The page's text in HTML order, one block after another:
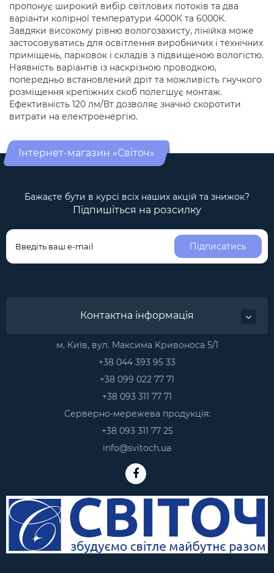
пропонує широкий вибір світлових потоків та два
варіанти колірної температури 4000К та 6000К.
Завдяки високому рівню вологозахисту, лінійка може
застосовуватись для освітлення виробничих і технічних
приміщень, парковок і складів з підвищеною вологістю.
Наявність варіантів із наскрізною проводкою,
попередньо встановлений дріт та можливість гнучкого
розміщення крепіжних скоб полегшує монтаж.
Ефективність 120 лм/Вт дозволяє значно скоротити
витрати на електроенергію.
Інтернет-магазин «Світоч»
Бажаєте бути в курсі всіх наших акцій та знижок?
Підпишіться на розсилку
Підписатись
Контактна інформація
м. Київ, вул. Максима Kривоноса 5/1
+38 044 393 95 33
+38 099 022 77 71
+38 093 311 77 71
Серверно-мережева продукція:
+38 093 311 77 25
info@svitoch.ua